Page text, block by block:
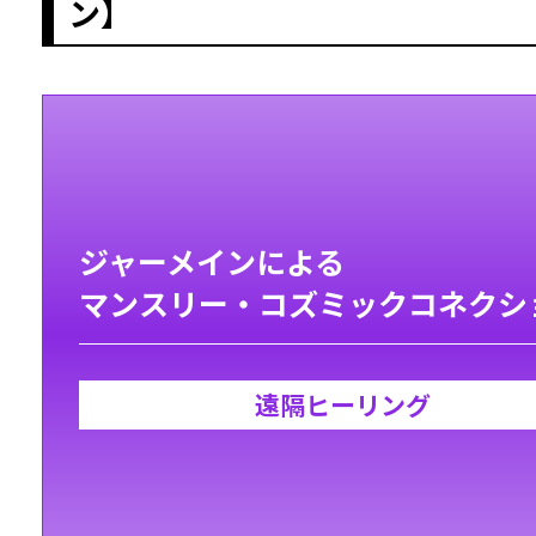
ン】
ジャーメインによる
マンスリー・コズミックコネク
遠隔ヒーリング